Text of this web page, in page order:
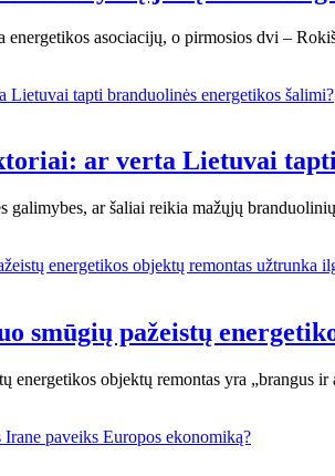
energetikos asociacijų, o pirmosios dvi –
ar verta Lietuvai
galimybes, ar šaliai reikia mažųjų
smūgių pažeistų
energetikos objektų remontas yra